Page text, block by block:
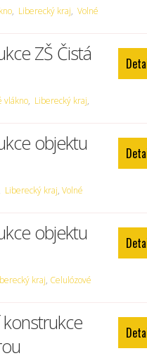
, Liberecký kraj, Volné
ZŠ Čistá
vlákno, Liberecký kraj,
objektu
Liberecký kraj, Volné
objektu
kraj, Celulózové